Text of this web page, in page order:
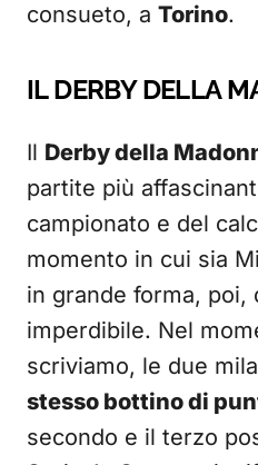
consueto, a Torino.
IL DERBY DELLA
Il Derby della
partite più
campionato e del
momento in cui sia
in grande forma, poi,
imperdibile. Nel
scriviamo, le due
stesso bottino di
secondo e il terzo